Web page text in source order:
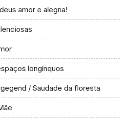
amor e alegria!
longínquos
/ Saudade da floresta